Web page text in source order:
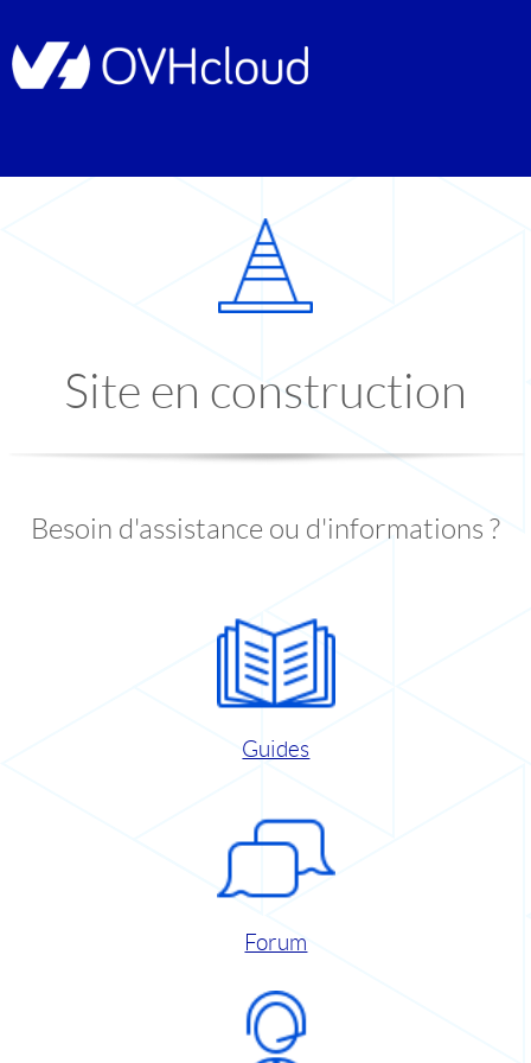
Site en construction
Besoin d'assistance ou d'informations ?
Guides
Forum